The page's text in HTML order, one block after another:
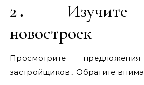
2․
новостроек
Просмотрите
застройщиков․ Обратите